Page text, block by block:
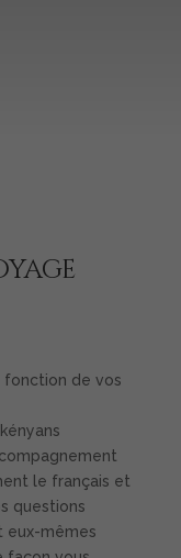
fonction de vos
le français et
questions
eux-mêmes